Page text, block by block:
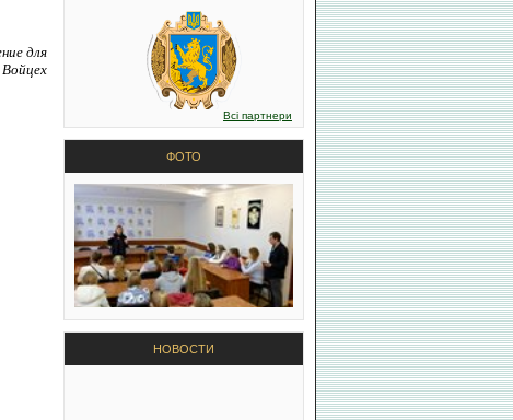
Всі партнери
ФОТО
НОВОСТИ
для